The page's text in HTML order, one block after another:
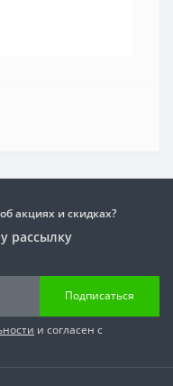
акциях и скидках?
рассылку
Подписаться
и согласен с